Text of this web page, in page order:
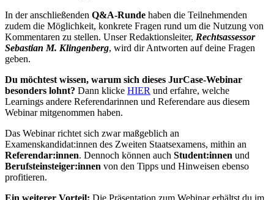
In der anschließenden Q&A-Runde haben die Teilnehmenden
zudem die Möglichkeit, konkrete Fragen rund um die Nutzung von
Kommentaren zu stellen. Unser Redaktionsleiter, Rechtsassessor
Sebastian M. Klingenberg, wird dir Antworten auf deine Fragen
geben.
Du möchtest wissen, warum sich dieses JurCase-Webinar
besonders lohnt? Dann klicke HIER und erfahre, welche
Learnings andere Referendarinnen und Referendare aus diesem
Webinar mitgenommen haben.
Das Webinar richtet sich zwar maßgeblich an
Examenskandidat:innen des Zweiten Staatsexamens, mithin an
Referendar:innen. Dennoch können auch Student:innen und
Berufsteinsteiger:innen von den Tipps und Hinweisen ebenso
profitieren.
Ein weiterer Vorteil: Die Präsentation zum Webinar erhältst du im